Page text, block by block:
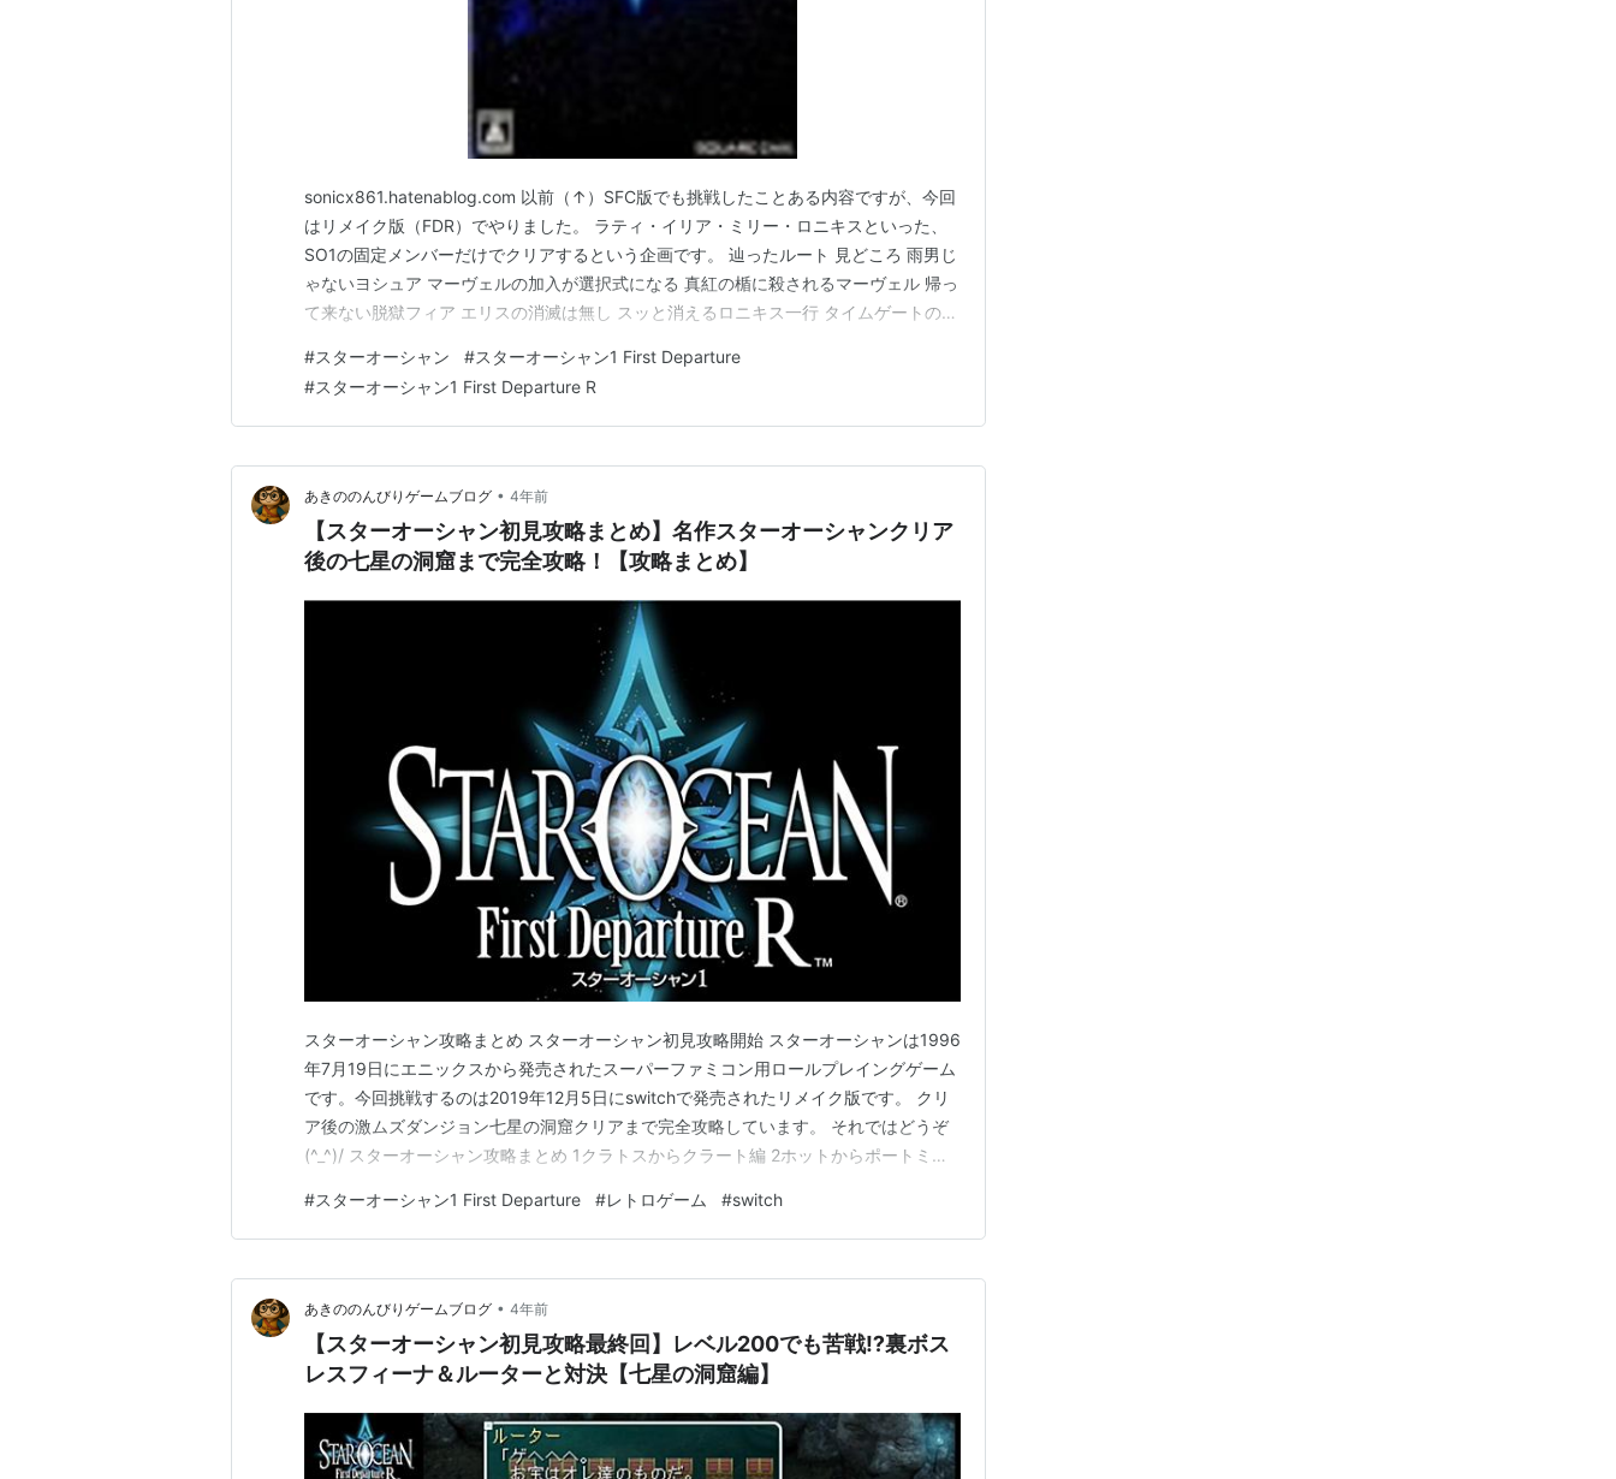
オリジナル・サウンドトラック(DVD付)
出版社/メーカー:
発売日:2008/01/30
メディア:
クリック
sonicx861.hatenablog.com 以前（↑）SFC版でも挑戦したことある内容ですが、今回
はリメイク版（FDR）でやりました。 ラティ・イリア・ミリー・ロニキスといった、
SO1の固定メンバーだけでクリアするという企画です。 辿ったルート 見どころ 雨男じ
ゃないヨシュア マーヴェルの加入が選択式になる 真紅の楯に殺されるマーヴェル 帰っ
て来ない脱獄フィア エリスの消滅は無し スッと消えるロニキス一行 タイムゲートの再
動 まとめ 辿ったルート SFC版で挑戦した時と同じルートをたどりました。 ・シウス
を仲…
#スターオーシャン #スターオーシャン1 First Departure
#スターオーシャン1 First Departure R
あきののんびりゲームブログ • 4年前
【スターオーシャン初見攻略まとめ】名作スターオーシャンクリア
後の七星の洞窟まで完全攻略！【攻略まとめ】
スターオーシャン攻略まとめ スターオーシャン初見攻略開始 スターオーシャンは1996
年7月19日にエニックスから発売されたスーパーファミコン用ロールプレイングゲーム
です。今回挑戦するのは2019年12月5日にswitchで発売されたリメイク版です。 クリ
ア後の激ムズダンジョン七星の洞窟クリアまで完全攻略しています。 それではどうぞ
(^_^)/ スターオーシャン攻略まとめ 1クラトスからクラート編 2ホットからポートミス
らパージ神殿編 6エクダートからイオニス編 7イオニスからヴァン王国編 8ヴァン王国
からシルヴ…
#スターオーシャン1 First Departure #レトロゲーム #switch
あきののんびりゲームブログ • 4年前
【スターオーシャン初見攻略最終回】レベル200でも苦戦⁉裏ボス
レスフィーナ＆ルーターと対決【七星の洞窟編】